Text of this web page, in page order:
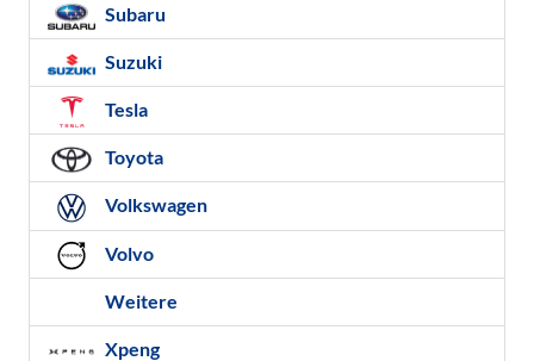
Subaru
Suzuki
Tesla
Toyota
Volkswagen
Volvo
Weitere
Xpeng